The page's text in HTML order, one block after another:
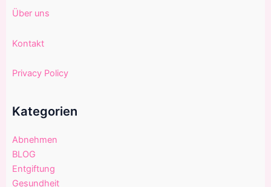
Über uns
Kontakt
Privacy Policy
Kategorien
Abnehmen
BLOG
Entgiftung
Gesundheit